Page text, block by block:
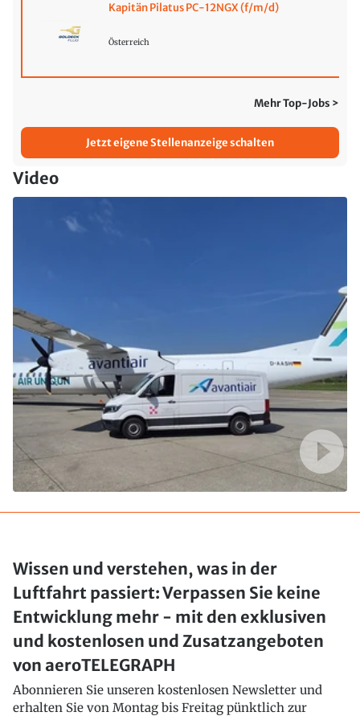
Kapitän Pilatus PC-12NGX (f/m/d)
Österreich
Mehr Top-Jobs >
Jetzt eigene Stellenanzeige schalten
Video
Wissen und verstehen, was in der
Luftfahrt passiert: Verpassen Sie keine
Entwicklung mehr - mit den exklusiven
und kostenlosen und Zusatzangeboten
von aeroTELEGRAPH
Abonnieren Sie unseren kostenlosen Newsletter und
erhalten Sie von Montag bis Freitag pünktlich zur